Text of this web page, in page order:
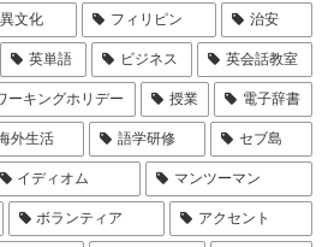
異文化 フィリピン 治安
英単語 ビジネス 英会話教室
ーキングホリデー 授業 電子辞書
外生活 語学研修 セブ島
イディオム マンツーマン
ボランティア アクセント